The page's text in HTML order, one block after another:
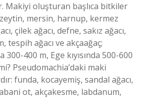
Makiyi oluşturan başlıca bitkiler
mersin, harnup, kermez
çilek ağacı, defne, sakız ağacı,
tespih ağacı ve akçaağaç;
300-400 m, Ege kıyısında 500-600
Pseudomachia’daki maki
funda, kocayemiş, sandal ağacı,
ot, akçakesme, labdanum,